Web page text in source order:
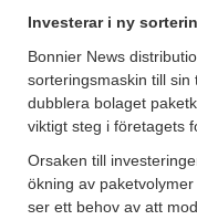
Investerar i ny
Bonnier News
sorteringsmaskin till
dubblera bolaget
viktigt steg i företagets
Orsaken till
ökning av
ser ett behov av att